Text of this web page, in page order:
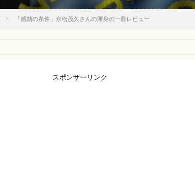
「感動の条件」永松茂久さんの渾身の一冊レビュー
スポンサーリンク